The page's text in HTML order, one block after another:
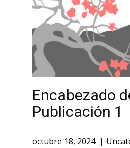
Encabezado
Publicación 1
octubre 18, 2024.